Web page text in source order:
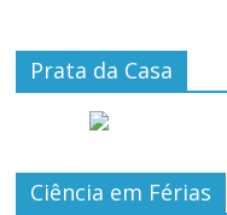
Prata da Casa
Ciência em Férias